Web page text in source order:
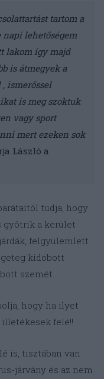
tartom a
lehetőségem
lakom így majd
is átmegyek a
ismerőssel
is meg szoktuk
vagy sport
mert ezeken sok
László a
tudja, hogy
gyötrik a kerület
felgyülemlett
kidobott
szemét.
hogy ha ilyet
felé!!
is, tisztában van
járvány és az nem